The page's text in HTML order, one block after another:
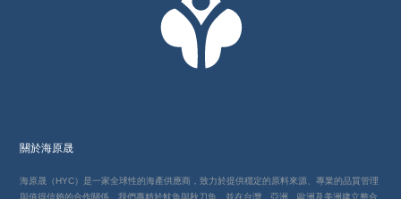
關於海原晟
海原晟（HYC）是一家全球性的海產供應商，致力於提供穩定的原料來源、專業的品質管理
與值得信賴的合作關係。我們專精於魷魚與秋刀魚，並在台灣、亞洲、歐洲及美洲建立整合